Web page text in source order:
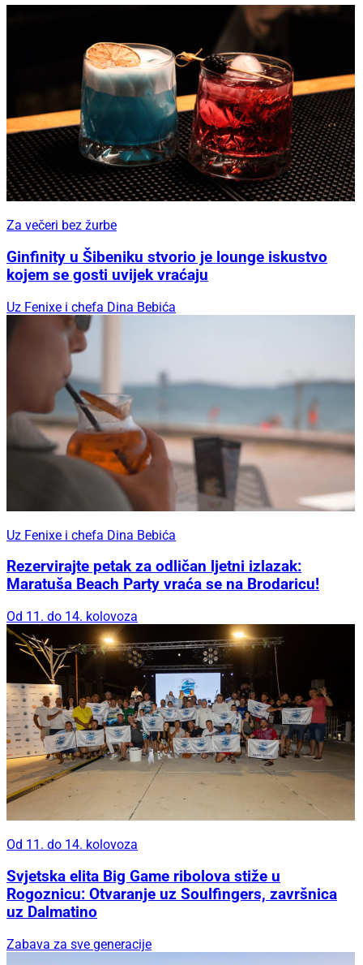
Za večeri bez žurbe
Ginfinity u Šibeniku stvorio je lounge iskustvo
kojem se gosti uvijek vraćaju
Uz Fenixe i chefa Dina Bebića
Uz Fenixe i chefa Dina Bebića
Rezervirajte petak za odličan ljetni izlazak:
Maratuša Beach Party vraća se na Brodaricu!
Od 11. do 14. kolovoza
Od 11. do 14. kolovoza
Svjetska elita Big Game ribolova stiže u
Rogoznicu: Otvaranje uz Soulfingers, završnica
uz Dalmatino
Zabava za sve generacije